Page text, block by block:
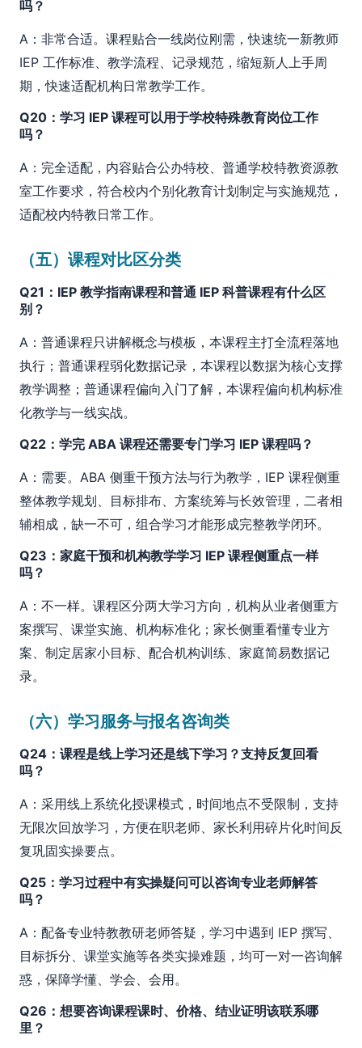
吗？
A：非常合适。课程贴合一线岗位刚需，快速统一新教师
IEP 工作标准、教学流程、记录规范，缩短新人上手周
期，快速适配机构日常教学工作。
Q20：学习 IEP 课程可以用于学校特殊教育岗位工作
吗？
A：完全适配，内容贴合公办特校、普通学校特教资源教
室工作要求，符合校内个别化教育计划制定与实施规范，
适配校内特教日常工作。
（五）课程对比区分类
Q21：IEP 教学指南课程和普通 IEP 科普课程有什么区
别？
A：普通课程只讲解概念与模板，本课程主打全流程落地
执行；普通课程弱化数据记录，本课程以数据为核心支撑
教学调整；普通课程偏向入门了解，本课程偏向机构标准
化教学与一线实战。
Q22：学完 ABA 课程还需要专门学习 IEP 课程吗？
A：需要。ABA 侧重干预方法与行为教学，IEP 课程侧重
整体教学规划、目标排布、方案统筹与长效管理，二者相
辅相成，缺一不可，组合学习才能形成完整教学闭环。
Q23：家庭干预和机构教学学习 IEP 课程侧重点一样
吗？
A：不一样。课程区分两大学习方向，机构从业者侧重方
案撰写、课堂实施、机构标准化；家长侧重看懂专业方
案、制定居家小目标、配合机构训练、家庭简易数据记
录。
（六）学习服务与报名咨询类
Q24：课程是线上学习还是线下学习？支持反复回看
吗？
A：采用线上系统化授课模式，时间地点不受限制，支持
无限次回放学习，方便在职老师、家长利用碎片化时间反
复巩固实操要点。
Q25：学习过程中有实操疑问可以咨询专业老师解答
吗？
A：配备专业特教教研老师答疑，学习中遇到 IEP 撰写、
目标拆分、课堂实施等各类实操难题，均可一对一咨询解
惑，保障学懂、学会、会用。
Q26：想要咨询课程课时、价格、结业证明该联系哪
里？